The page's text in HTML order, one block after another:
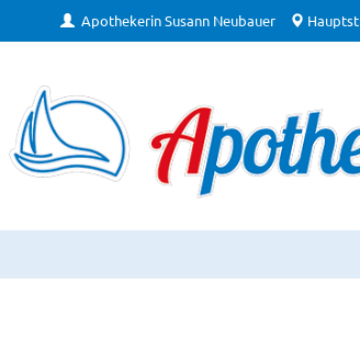
Apothekerin Susann Neubauer